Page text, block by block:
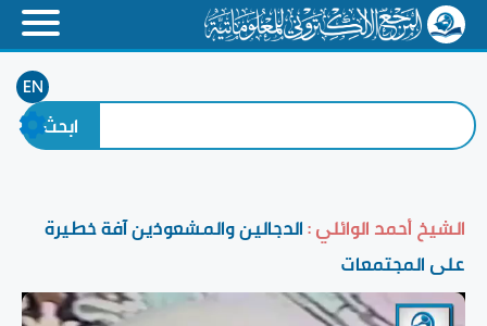
EN
الشيخ أحمد الوائلي :الدجالين والمشعوذين آفة خطيرة
على المجتمعات